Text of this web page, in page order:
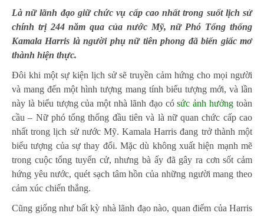
Là nữ lãnh đạo giữ chức vụ cấp cao nhất trong suốt lịch sử
chính trị 244 năm qua của nước Mỹ, nữ Phó Tổng thống
Kamala Harris là người phụ nữ tiên phong đã biến giấc mơ
thành hiện thực.
Đôi khi một sự kiện lịch sử sẽ truyền cảm hứng cho mọi người
và mang đến một hình tượng mang tính biểu tượng mới, và lần
này là biểu tượng của một nhà lãnh đạo cósức ảnh hưởng toàn
cầu – Nữ phó tổng thống đầu tiên và là nữ quan chức cấp cao
nhất trong lịch sử nước Mỹ. Kamala Harris đang trở thành một
biểu tượng của sự thay đổi. Mặc dù không xuất hiện mạnh mẽ
trong cuộc tổng tuyển cử, nhưng bà ấy đã gây ra cơn sốt cảm
hứng yêu nước, quét sạch tâm hồn của những người mang theo
cảm xúc chiến thắng.
Cũng giống như bất kỳ nhà lãnh đạo nào, quan điểm của Harris